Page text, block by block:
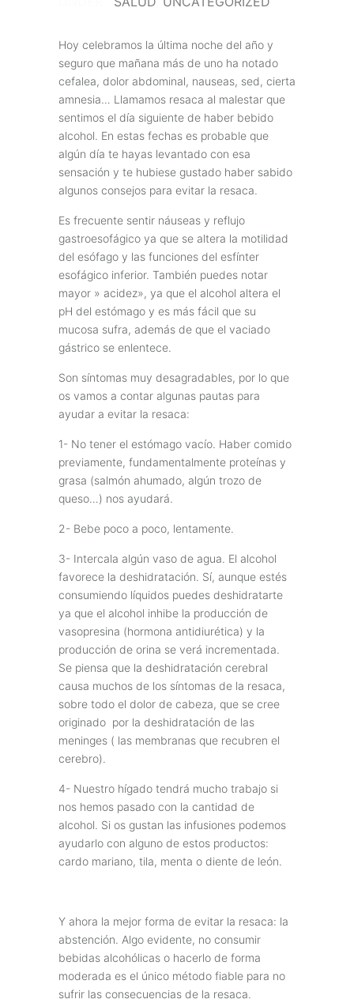
Hoy celebramos la última noche del año y
seguro que mañana más de uno ha notado
cefalea, dolor abdominal, nauseas, sed, cierta
amnesia… Llamamos resaca al malestar que
sentimos el día siguiente de haber bebido
alcohol. En estas fechas es probable que
algún día te hayas levantado con esa
sensación y te hubiese gustado haber sabido
algunos consejos para evitar la resaca.
Es frecuente sentir náuseas y reflujo
gastroesofágico ya que se altera la motilidad
del esófago y las funciones del esfínter
esofágico inferior. También puedes notar
mayor » acidez», ya que el alcohol altera el
pH del estómago y es más fácil que su
mucosa sufra, además de que el vaciado
gástrico se enlentece.
Son síntomas muy desagradables, por lo que
os vamos a contar algunas pautas para
ayudar a evitar la resaca:
1- No tener el estómago vacío. Haber comido
previamente, fundamentalmente proteínas y
grasa (salmón ahumado, algún trozo de
queso…) nos ayudará.
2- Bebe poco a poco, lentamente.
3- Intercala algún vaso de agua. El alcohol
favorece la deshidratación. Sí, aunque estés
consumiendo líquidos puedes deshidratarte
ya que el alcohol inhibe la producción de
vasopresina (hormona antidiurética) y la
producción de orina se verá incrementada.
Se piensa que la deshidratación cerebral
causa muchos de los síntomas de la resaca,
sobre todo el dolor de cabeza, que se cree
originado por la deshidratación de las
meninges ( las membranas que recubren el
cerebro).
4- Nuestro hígado tendrá mucho trabajo si
nos hemos pasado con la cantidad de
alcohol. Si os gustan las infusiones podemos
ayudarlo con alguno de estos productos:
cardo mariano, tila, menta o diente de león.
Y ahora la mejor forma de evitar la resaca: la
abstención. Algo evidente, no consumir
bebidas alcohólicas o hacerlo de forma
moderada es el único método fiable para no
sufrir las consecuencias de la resaca.